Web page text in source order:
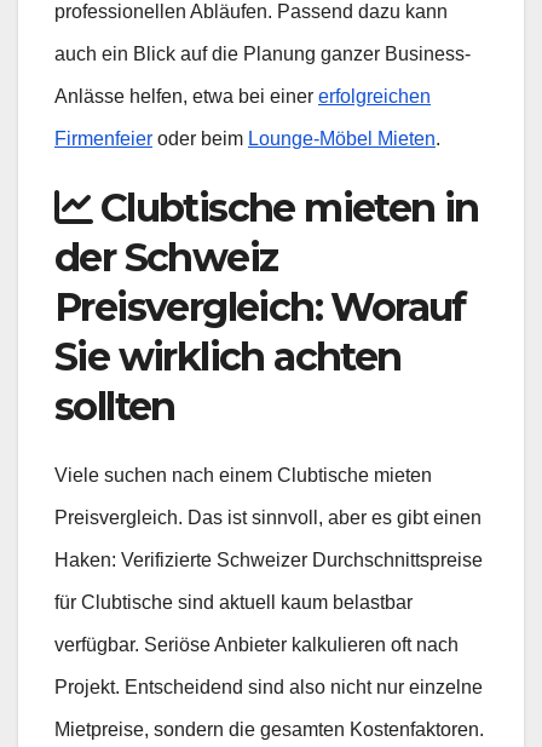
professionellen Abläufen. Passend dazu kann
auch ein Blick auf die Planung ganzer Business-
Anlässe helfen, etwa bei einer erfolgreichen
Firmenfeier oder beim Lounge-Möbel Mieten.
Clubtische mieten in
der Schweiz
Preisvergleich: Worauf
Sie wirklich achten
sollten
Viele suchen nach einem Clubtische mieten
Preisvergleich. Das ist sinnvoll, aber es gibt einen
Haken: Verifizierte Schweizer Durchschnittspreise
für Clubtische sind aktuell kaum belastbar
verfügbar. Seriöse Anbieter kalkulieren oft nach
Projekt. Entscheidend sind also nicht nur einzelne
Mietpreise, sondern die gesamten Kostenfaktoren.